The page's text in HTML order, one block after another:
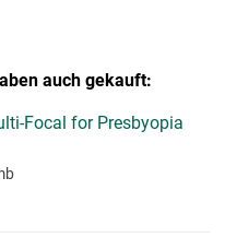
auch gekauft:
Focal for Presbyopia